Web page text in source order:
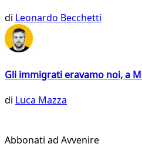
di Leonardo Becchetti
Gli immigrati eravamo noi, a
di Luca Mazza
Abbonati ad Avvenire